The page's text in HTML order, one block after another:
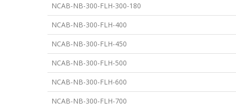
NCAB-NB-300-FLH-300-180
NCAB-NB-300-FLH-400
NCAB-NB-300-FLH-450
NCAB-NB-300-FLH-500
NCAB-NB-300-FLH-600
NCAB-NB-300-FLH-700